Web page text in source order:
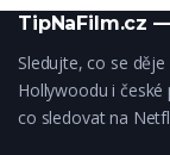
TipNaFilm.cz
Sledujte, co se
Hollywoodu i
co sledovat na